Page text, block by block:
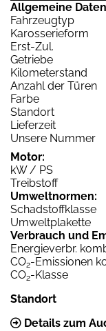
Allgemeine
Fahrzeugtyp
Karosserieform
Erst-Zul.
Getriebe
Kilometerstand
Anzahl der Türen
Farbe
Standort
Lieferzeit
Unsere Nummer
Motor:
kW / PS
Treibstoff
Umweltnormen:
Schadstoffklasse
Umweltplakette
Verbrauch und
Energieverbr.
CO2-Emissionen
CO2-Klasse
Standort
Details zum